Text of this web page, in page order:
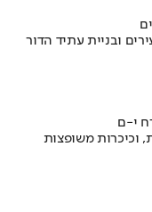
ובניית עתיד הדור
י-ם
וכיכרות משופצות